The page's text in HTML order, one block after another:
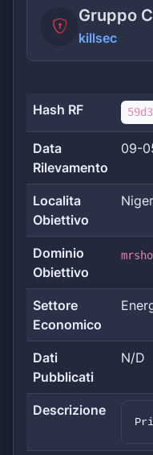
Gruppo
killsec
Hash RF
Data
Rilevamento
09-
Localita
Obiettivo
Dominio
Obiettivo
Settore
Economico
Dati
Pubblicati
N/D
Descrizione